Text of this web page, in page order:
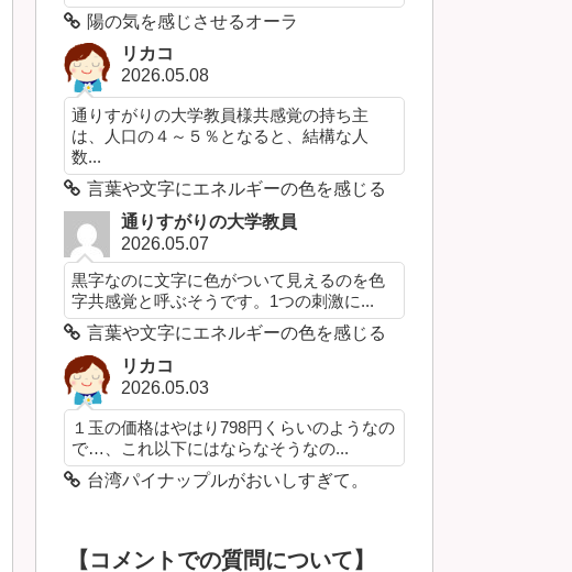
陽の気を感じさせるオーラ
リカコ
2026.05.08
通りすがりの大学教員様共感覚の持ち主
は、人口の４～５％となると、結構な人
数...
言葉や文字にエネルギーの色を感じる
通りすがりの大学教員
2026.05.07
黒字なのに文字に色がついて見えるのを色
字共感覚と呼ぶそうです。1つの刺激に...
言葉や文字にエネルギーの色を感じる
リカコ
2026.05.03
１玉の価格はやはり798円くらいのようなの
で…、これ以下にはならなそうなの...
台湾パイナップルがおいしすぎて。
【コメントでの質問について】